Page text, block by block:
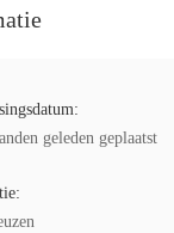
geleden geplaatst